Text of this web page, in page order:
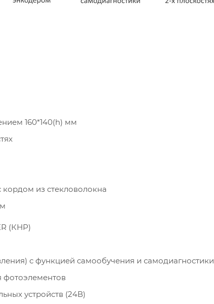
160*140(h) мм
из стекловолокна
(КНР)
с функцией самообучения и самодиагностики
устройств (24В)